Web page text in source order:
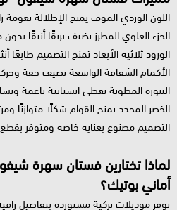
اللون الوردي الموف يمنح الإطلالة نعومة
الجزء العلوي المطرز يضيف بريقًا أنيقًا بدون
الورود ثلاثية الأبعاد تمنح التصميم طابعًا
الأكمام الشفافة الواسعة تضيف خفة
التنورة المطوية تعطي انسيابية ناعمة
الخصر المحدد يمنح القوام شكلًا متوازنًا
التصميم مصنوع بعناية خاصة ومتوفر
لماذا تختارين فستان سهرة
أماني بوتيك؟
نوفر موديلات تركية مستوردة بتفاصيل